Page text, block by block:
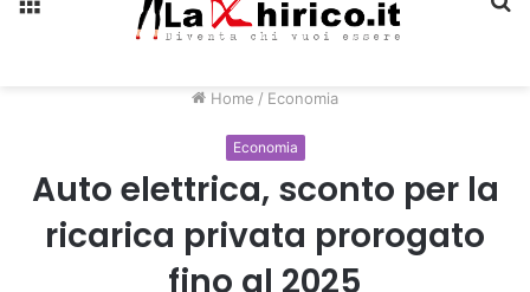
Home / Economia
Economia
Auto elettrica, sconto per la
ricarica privata prorogato
fino al 2025